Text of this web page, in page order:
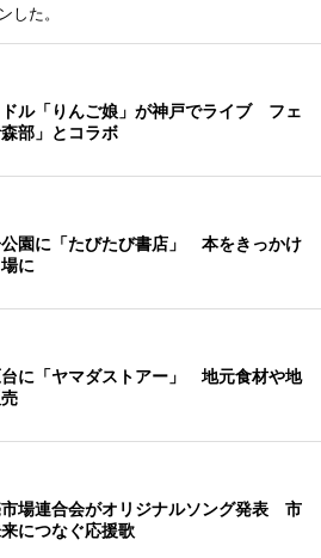
した。
ル「りんご娘」が神戸でライブ フェ
部」とコラボ
園に「たびたび書店」 本をきっかけ
に
に「ヤマダストアー」 地元食材や地
場連合会がオリジナルソング発表 市
につなぐ応援歌